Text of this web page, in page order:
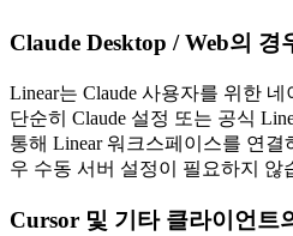
Claude Desktop / Web의 경
Linear는 Claude 사용자를 위한
단순히 Claude 설정 또는 공식
통해 Linear 워크스페이스를 연
우 수동 서버 설정이 필요하지 않
Cursor 및 기타 클라이언트